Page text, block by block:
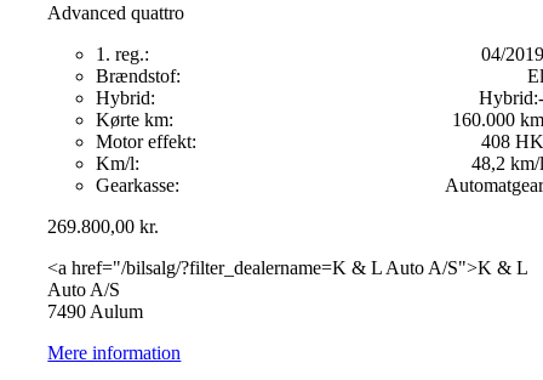
Advanced quattro
1. reg.:
04/2019
Brændstof:
El
Hybrid:
Hybrid:-
Kørte km:
160.000 km
Motor effekt:
408 HK
Km/l:
48,2 km/l
Gearkasse:
Automatgear
269.800,00kr.
<a href="/bilsalg/?filter_dealername=K & L Auto A/S">K & L
Auto A/S
7490 Aulum
Mere information